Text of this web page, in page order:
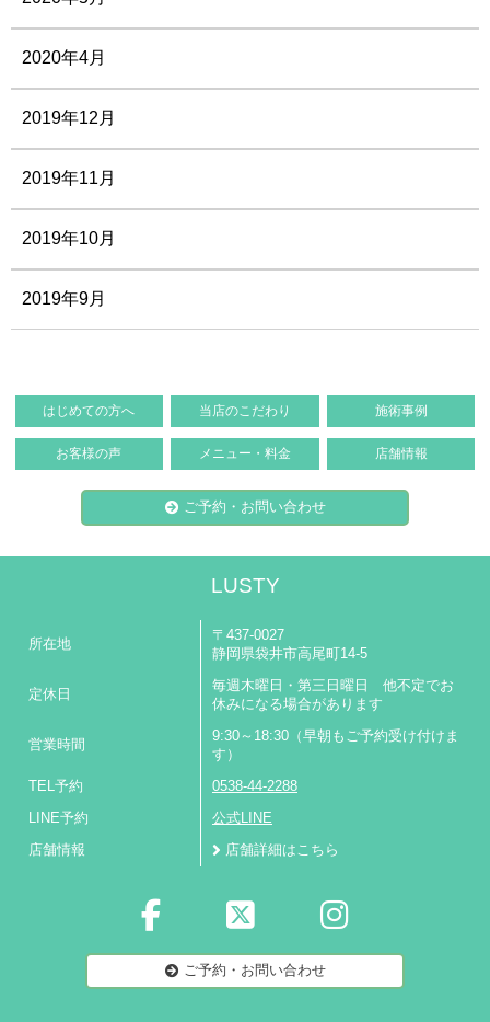
2020年4月
2019年12月
2019年11月
2019年10月
2019年9月
はじめての方へ 当店のこだわり 施術事例
お客様の声 メニュー・料金 店舗情報
ご予約・お問い合わせ
LUSTY
所在地
〒437-0027
静岡県袋井市高尾町14-5
定休日
毎週木曜日・第三日曜日 他不定でお
休みになる場合があります
営業時間
9:30～18:30（早朝もご予約受け付けま
す）
TEL予約 0538-44-2288
LINE予約 公式LINE
店舗情報 店舗詳細はこちら
ご予約・お問い合わせ